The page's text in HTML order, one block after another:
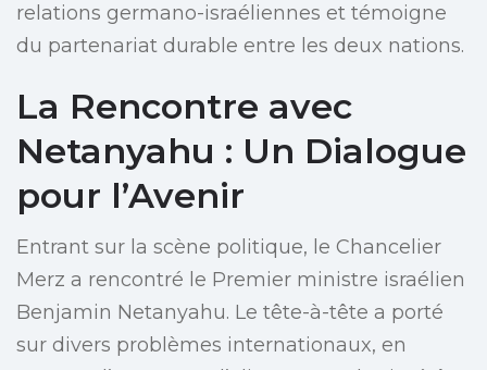
relations germano-israéliennes et témoigne
du partenariat durable entre les deux nations.
La Rencontre avec
Netanyahu : Un Dialogue
pour l’Avenir
Entrant sur la scène politique, le Chancelier
Merz a rencontré le Premier ministre israélien
Benjamin Netanyahu. Le tête-à-tête a porté
sur divers problèmes internationaux, en